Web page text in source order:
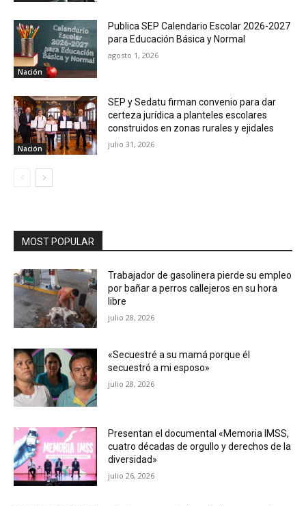
Nación
Publica SEP Calendario Escolar 2026-2027
para Educación Básica y Normal
agosto 1, 2026
Nación
SEP y Sedatu firman convenio para dar
certeza jurídica a planteles escolares
construidos en zonas rurales y ejidales
julio 31, 2026
MOST POPULAR
Trabajador de gasolinera pierde su empleo
por bañar a perros callejeros en su hora
libre
julio 28, 2026
«Secuestré a su mamá porque él
secuestró a mi esposo»
julio 28, 2026
Presentan el documental «Memoria IMSS,
cuatro décadas de orgullo y derechos de la
diversidad»
julio 26, 2026